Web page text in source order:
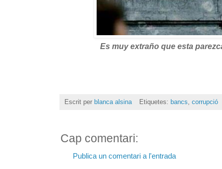
Es muy extraño que esta
Escrit per blanca alsina Etiquetes: bancs, corrupció
Cap comentari:
Publica un comentari a l'entrada